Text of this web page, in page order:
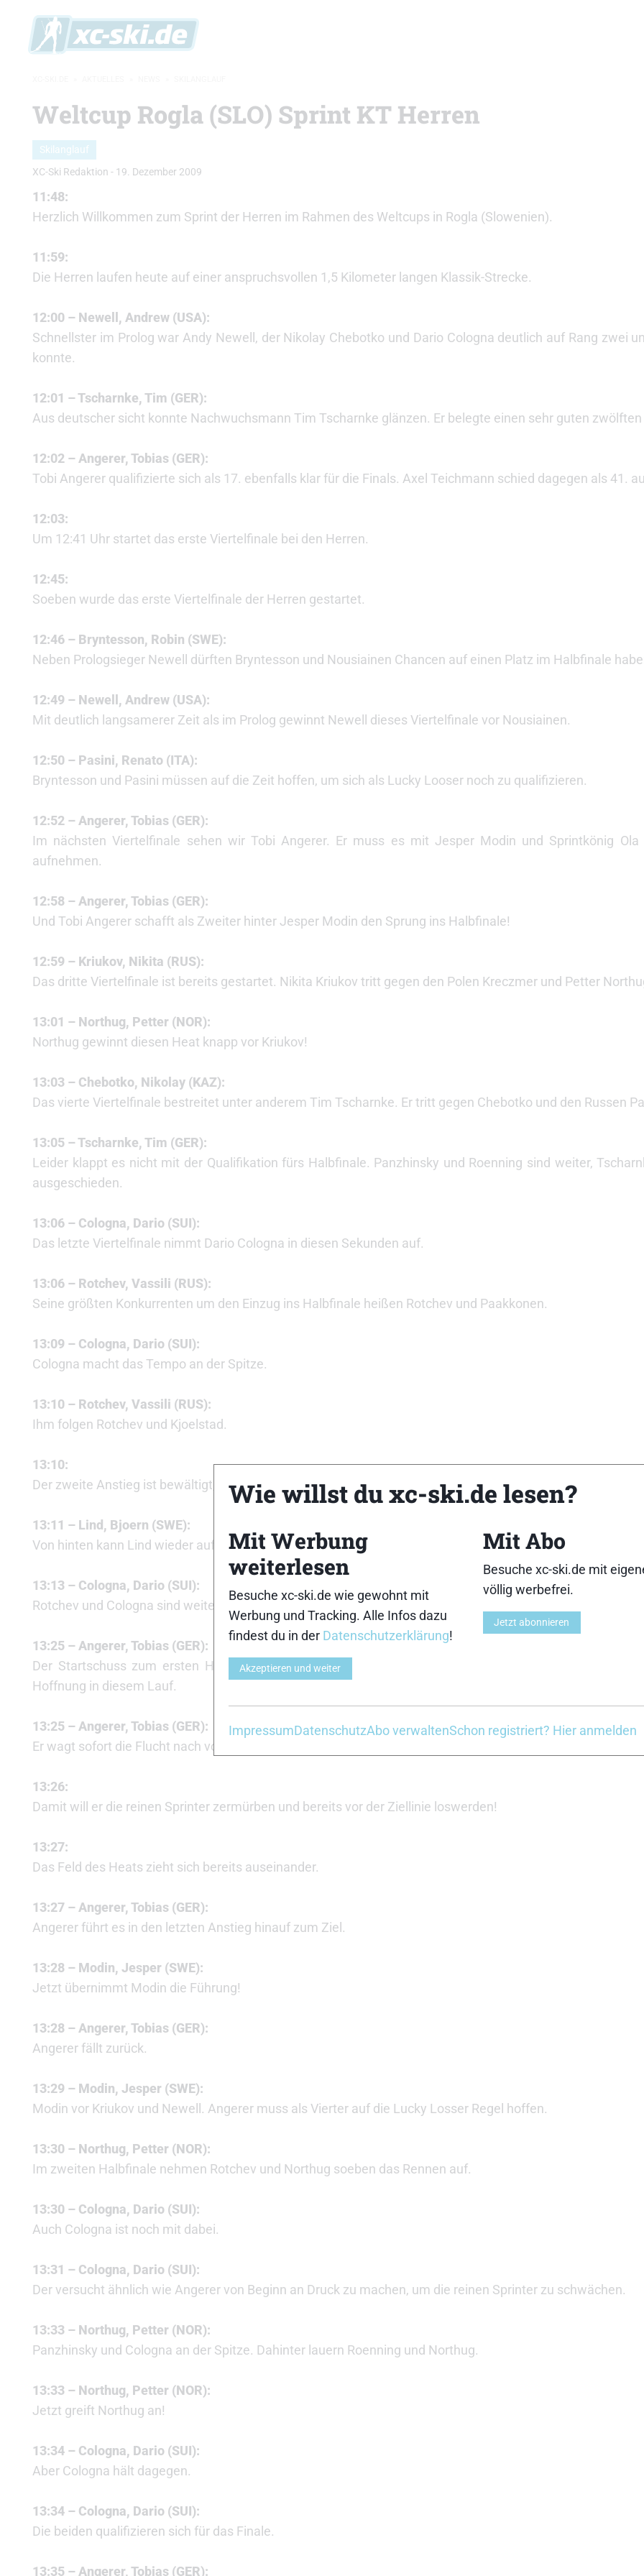
Weltcup Rogla (SLO) Sprint KT Herren
Skilanglauf
XC-Ski Redaktion - 19. Dezember 2009
11:48:
Herzlich Willkommen zum Sprint der Herren im Rahmen des Weltcups in Rogla (Slowenien).
11:59:
Die Herren laufen heute auf einer anspruchsvollen 1,5 Kilometer langen Klassik-Strecke.
12:00 – Newell, Andrew (USA):
Schnellster im Prolog war Andy Newell, der Nikolay Chebotko und Dario Cologna deutlich auf Rang zwei
konnte.
12:01 – Tscharnke, Tim (GER):
Aus deutscher sicht konnte Nachwuchsmann Tim Tscharnke glänzen. Er belegte einen sehr guten zwölften
12:02 – Angerer, Tobias (GER):
Tobi Angerer qualifizierte sich als 17. ebenfalls klar für die Finals. Axel Teichmann schied dagegen als 41.
12:03:
Um 12:41 Uhr startet das erste Viertelfinale bei den Herren.
12:45:
Soeben wurde das erste Viertelfinale der Herren gestartet.
12:46 – Bryntesson, Robin (SWE):
Neben Prologsieger Newell dürften Bryntesson und Nousiainen Chancen auf einen Platz im Halbfinale
12:49 – Newell, Andrew (USA):
Mit deutlich langsamerer Zeit als im Prolog gewinnt Newell dieses Viertelfinale vor Nousiainen.
12:50 – Pasini, Renato (ITA):
Bryntesson und Pasini müssen auf die Zeit hoffen, um sich als Lucky Looser noch zu qualifizieren.
12:52 – Angerer, Tobias (GER):
Im nächsten Viertelfinale sehen wir Tobi Angerer. Er muss es mit Jesper Modin und Sprintkönig Ola
aufnehmen.
12:58 – Angerer, Tobias (GER):
Und Tobi Angerer schafft als Zweiter hinter Jesper Modin den Sprung ins Halbfinale!
12:59 – Kriukov, Nikita (RUS):
Das dritte Viertelfinale ist bereits gestartet. Nikita Kriukov tritt gegen den Polen Kreczmer und Petter
13:01 – Northug, Petter (NOR):
Northug gewinnt diesen Heat knapp vor Kriukov!
13:03 – Chebotko, Nikolay (KAZ):
Das vierte Viertelfinale bestreitet unter anderem Tim Tscharnke. Er tritt gegen Chebotko und den Russen
13:05 – Tscharnke, Tim (GER):
Leider klappt es nicht mit der Qualifikation fürs Halbfinale. Panzhinsky und Roenning sind weiter,
ausgeschieden.
13:06 – Cologna, Dario (SUI):
Das letzte Viertelfinale nimmt Dario Cologna in diesen Sekunden auf.
13:06 – Rotchev, Vassili (RUS):
Seine größten Konkurrenten um den Einzug ins Halbfinale heißen Rotchev und Paakkonen.
13:09 – Cologna, Dario (SUI):
Cologna macht das Tempo an der Spitze.
13:10 – Rotchev, Vassili (RUS):
Ihm folgen Rotchev und Kjoelstad.
13:10:
Der zweite Anstieg ist bewältigt, noch immer sind die drei dicht zusammen.
13:11 – Lind, Bjoern (SWE):
Von hinten kann Lind wieder aufschließen.
13:13 – Cologna, Dario (SUI):
Rotchev und Cologna sind weiter. Lind wird Dritter, ist aber als Lucky Looser ebenfalls für das Halbfinale
13:25 – Angerer, Tobias (GER):
Der Startschuss zum ersten Halbfinale der Herren ist gefallen und mit Tobi Angerer sehen wir unsere
Hoffnung in diesem Lauf.
13:25 – Angerer, Tobias (GER):
Er wagt sofort die Flucht nach vorne und macht das Tempo!
13:26:
Damit will er die reinen Sprinter zermürben und bereits vor der Ziellinie loswerden!
13:27:
Das Feld des Heats zieht sich bereits auseinander.
13:27 – Angerer, Tobias (GER):
Angerer führt es in den letzten Anstieg hinauf zum Ziel.
13:28 – Modin, Jesper (SWE):
Jetzt übernimmt Modin die Führung!
13:28 – Angerer, Tobias (GER):
Angerer fällt zurück.
13:29 – Modin, Jesper (SWE):
Modin vor Kriukov und Newell. Angerer muss als Vierter auf die Lucky Losser Regel hoffen.
13:30 – Northug, Petter (NOR):
Im zweiten Halbfinale nehmen Rotchev und Northug soeben das Rennen auf.
13:30 – Cologna, Dario (SUI):
Auch Cologna ist noch mit dabei.
13:31 – Cologna, Dario (SUI):
Der versucht ähnlich wie Angerer von Beginn an Druck zu machen, um die reinen Sprinter zu schwächen.
13:33 – Northug, Petter (NOR):
Panzhinsky und Cologna an der Spitze. Dahinter lauern Roenning und Northug.
13:33 – Northug, Petter (NOR):
Jetzt greift Northug an!
13:34 – Cologna, Dario (SUI):
Aber Cologna hält dagegen.
13:34 – Cologna, Dario (SUI):
Die beiden qualifizieren sich für das Finale.
13:35 – Angerer, Tobias (GER):
Wie willst du xc-ski.de lesen?
Mit Werbung
weiterlesen
Besuche xc-ski.de wie gewohnt mit
Werbung und Tracking. Alle Infos dazu
findest du in der Datenschutzerklärung!
Akzeptieren und weiter
Mit Abo
Besuche xc-ski.de mit
völlig werbefrei.
Jetzt abonnieren
ImpressumDatenschutzAbo verwaltenSchon registriert? Hier anmelden